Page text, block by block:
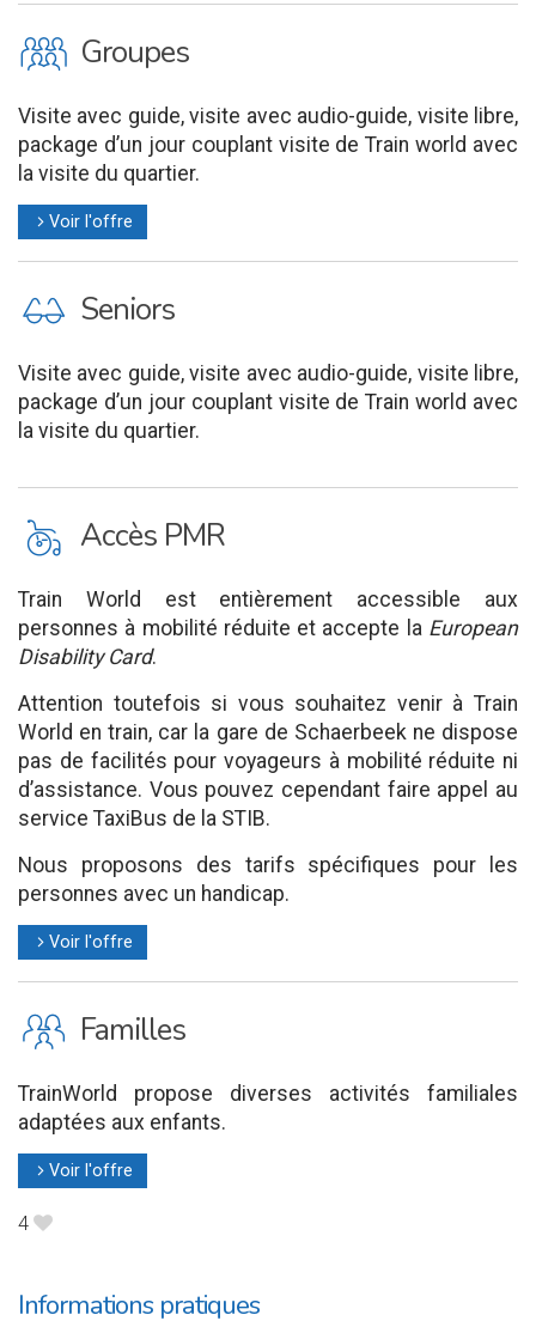
O Groupes
Visite avec guide, visite avec audio-guide, visite libre,
package d’un jour couplant visite de Train world avec
la visite du quartier.
l Voir l'offre
P Seniors
Visite avec guide, visite avec audio-guide, visite libre,
package d’un jour couplant visite de Train world avec
la visite du quartier.
L Accès PMR
Train World est entièrement accessible aux
personnes à mobilité réduite et accepte la European
Disability Card.
Attention toutefois si vous souhaitez venir à Train
World en train, car la gare de Schaerbeek ne dispose
pas de facilités pour voyageurs à mobilité réduite ni
d’assistance. Vous pouvez cependant faire appel au
service TaxiBus de la STIB.
Nous proposons des tarifs spécifiques pour les
personnes avec un handicap.
l Voir l'offre
K Familles
TrainWorld propose diverses activités familiales
adaptées aux enfants.
l Voir l'offre
4 B
Informations pratiques